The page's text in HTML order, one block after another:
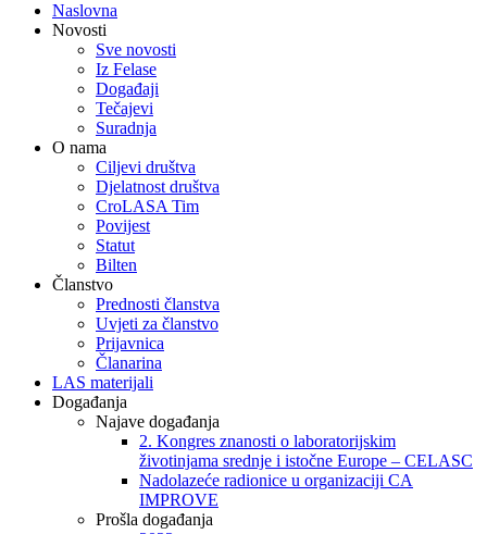
Naslovna
Novosti
Sve novosti
Iz Felase
Događaji
Tečajevi
Suradnja
O nama
Ciljevi društva
Djelatnost društva
CroLASA Tim
Povijest
Statut
Bilten
Članstvo
Prednosti članstva
Uvjeti za članstvo
Prijavnica
Članarina
LAS materijali
Događanja
Najave događanja
2. Kongres znanosti o laboratorijskim
životinjama srednje i istočne Europe – CELASC
Nadolazeće radionice u organizaciji CA
IMPROVE
Prošla događanja